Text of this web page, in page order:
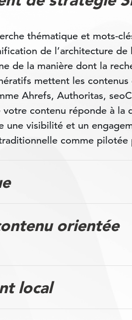
thématique et mots-
de l’architecture de
de la manière dont la
mettent les contenus
Ahrefs, Authoritas,
contenu réponde à la
une visibilité et un
comme pilotée
orientée
local